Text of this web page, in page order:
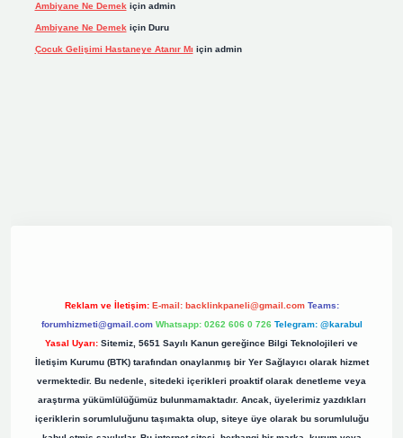
Ambiyane Ne Demekiçin admin
Ambiyane Ne Demek için Duru
Çocuk Gelişimi Hastaneye Atanır Mı için admin
Reklam ve İletişim: E-mail: backlinkpaneli@gmail.com Teams:
forumhizmeti@gmail.com Whatsapp: 0262 606 0 726 Telegram: @karabul
Yasal Uyarı: Sitemiz, 5651 Sayılı Kanun gereğince Bilgi Teknolojileri ve
İletişim Kurumu (BTK) tarafından onaylanmış bir Yer Sağlayıcı olarak hizmet
vermektedir. Bu nedenle, sitedeki içerikleri proaktif olarak denetleme veya
araştırma yükümlülüğümüz bulunmamaktadır. Ancak, üyelerimiz yazdıkları
içeriklerin sorumluluğunu taşımakta olup, siteye üye olarak bu sorumluluğu